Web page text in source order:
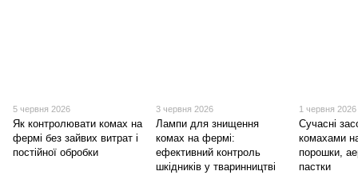
5 червня 2026
Як контролювати комах на
фермі без зайвих витрат і
постійної обробки
3 червня 2026
Лампи для знищення
комах на фермі:
ефективний контроль
шкідників у тваринництві
1 червня 2026
Сучасні
комахами
порошки,
пастки